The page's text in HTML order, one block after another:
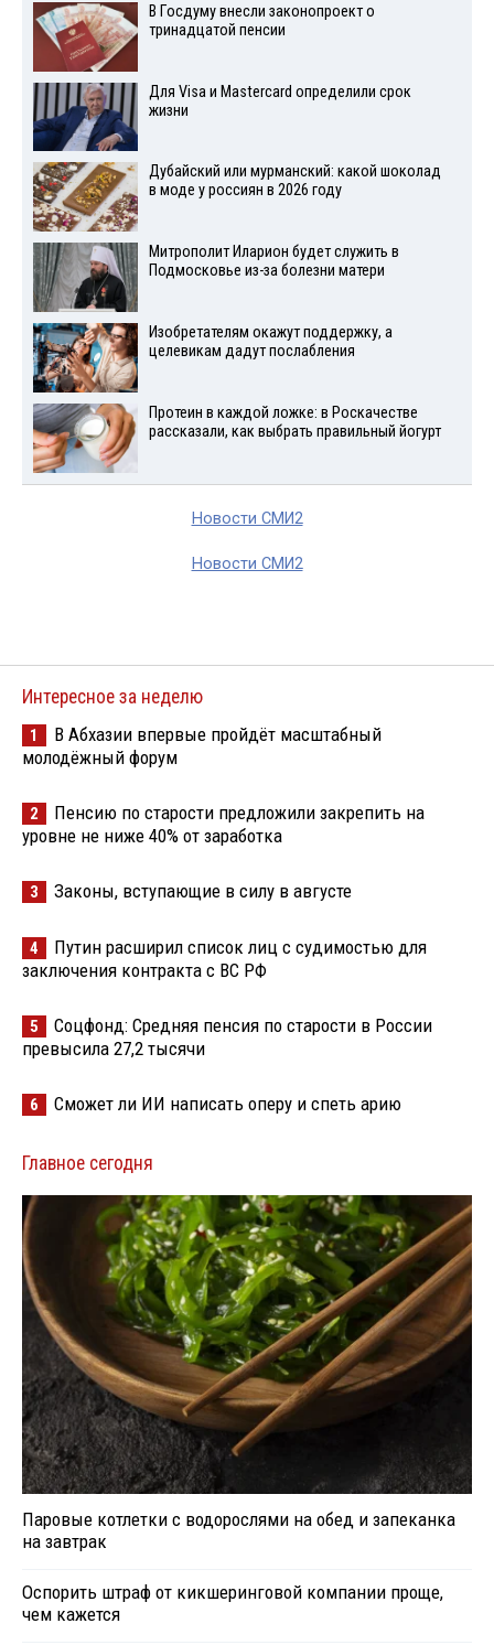
В Госдуму внесли законопроект о
тринадцатой пенсии
Для Visа и Mastercard определили срок
жизни
Дубайский или мурманский: какой шоколад
в моде у россиян в 2026 году
Митрополит Иларион будет служить в
Подмосковье из-за болезни матери
Изобретателям окажут поддержку, а
целевикам дадут послабления
Протеин в каждой ложке: в Роскачестве
рассказали, как выбрать правильный йогурт
Новости СМИ2
Новости СМИ2
Интересное за неделю
1
В Абхазии впервые пройдёт масштабный
молодёжный форум
2
Пенсию по старости предложили закрепить на
уровне не ниже 40% от заработка
3 Законы, вступающие в силу в августе
4
Путин расширил список лиц с судимостью для
заключения контракта с ВС РФ
5
Соцфонд: Средняя пенсия по старости в России
превысила 27,2 тысячи
6 Сможет ли ИИ написать оперу и спеть арию
Главное сегодня
Паровые котлетки с водорослями на обед и запеканка
на завтрак
Оспорить штраф от кикшеринговой компании проще,
чем кажется